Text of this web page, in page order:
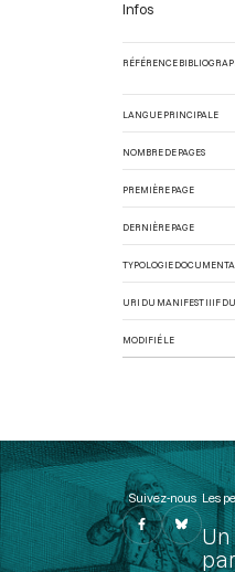
Infos
RÉFÉRENCE
LANGUE PRINCIPALE
NOMBRE DE PAGES
PREMIÈRE PAGE
DERNIÈRE PAGE
TYPOLOGIE
URI DU MANIFEST IIIF
MODIFIÉ LE
Suivez-nous Les